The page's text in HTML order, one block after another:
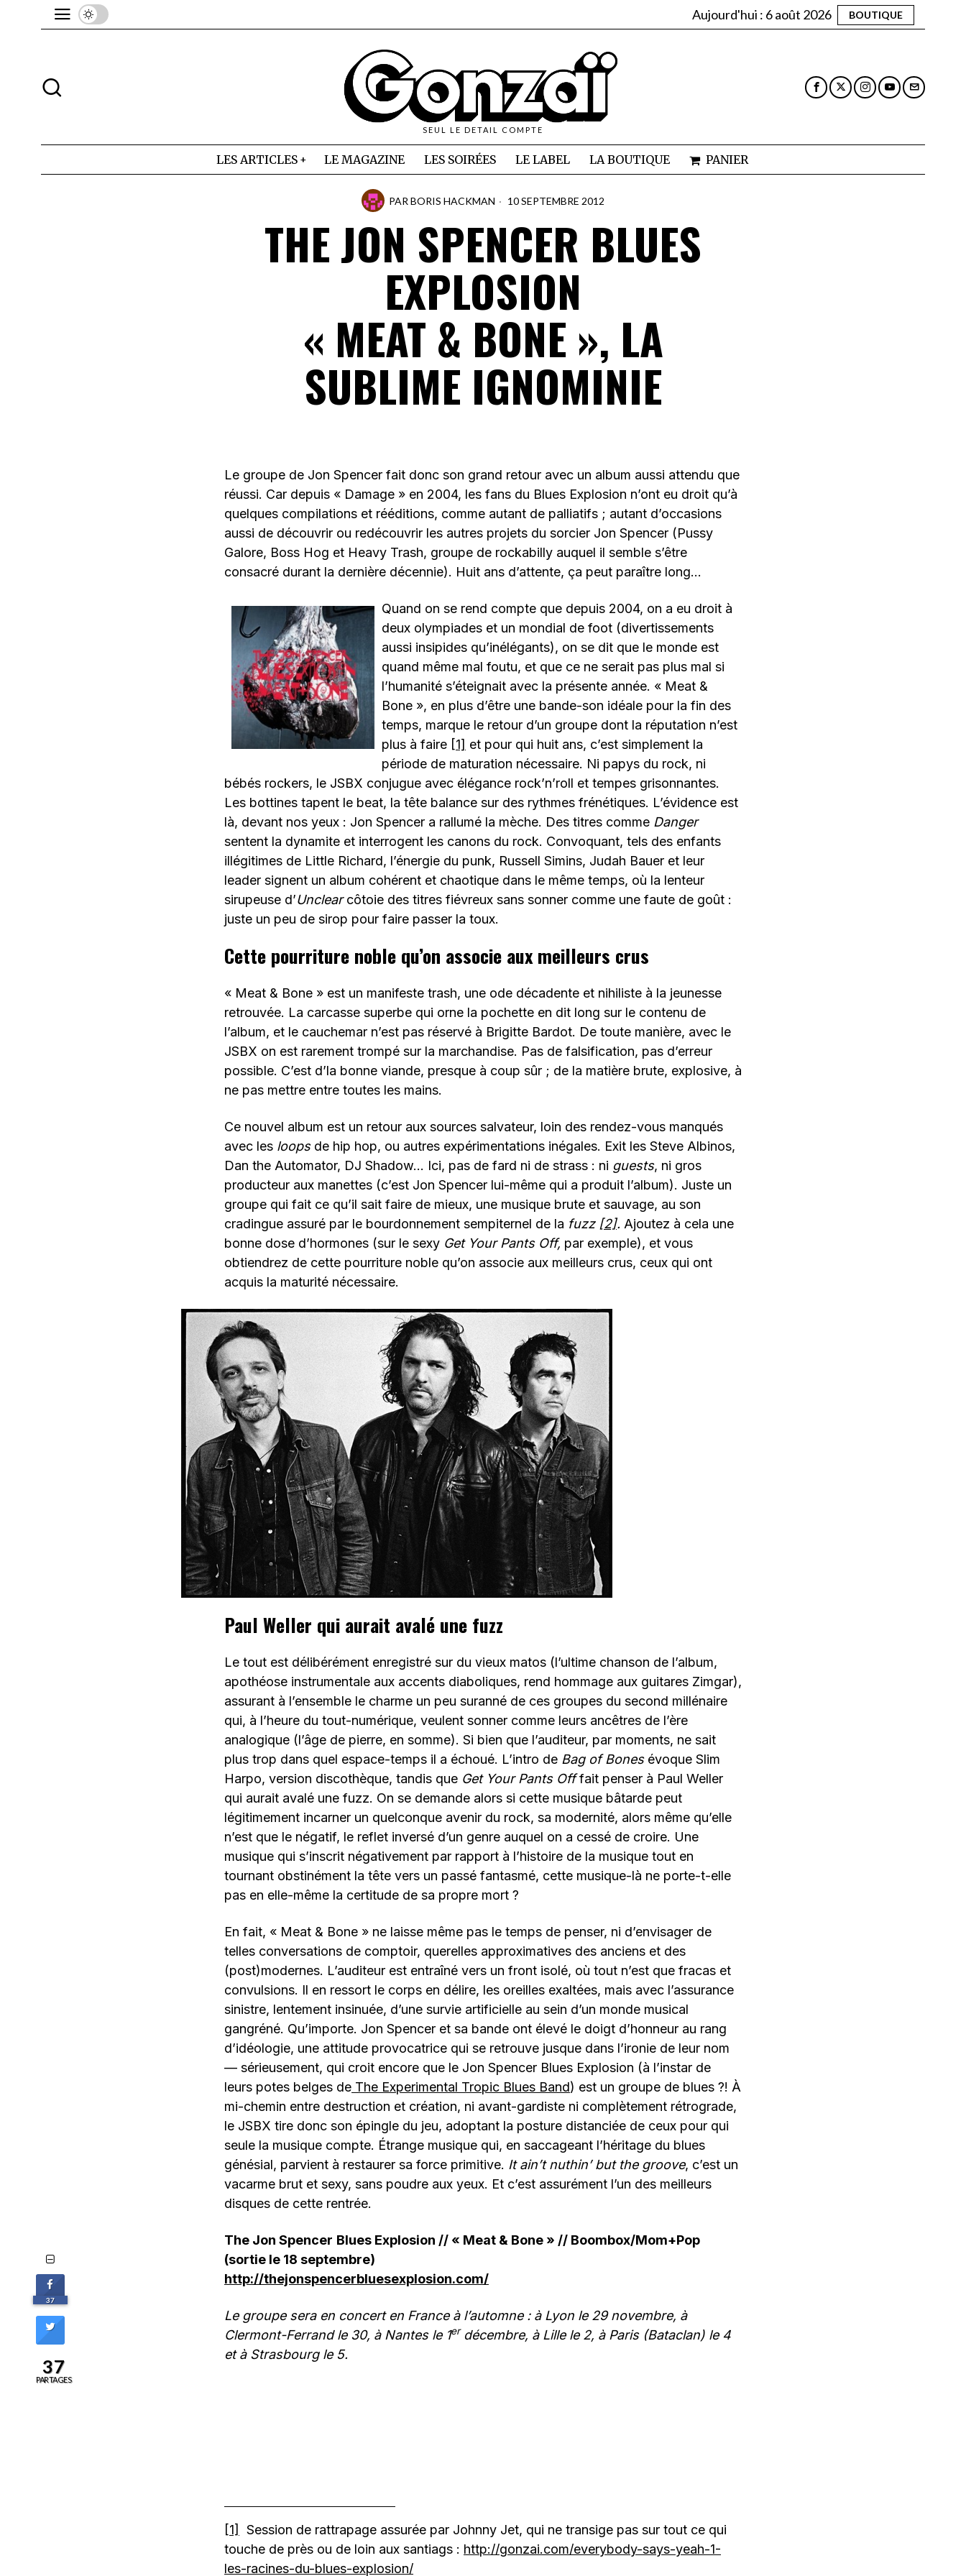
Aujourd'hui : 6 août 2026 BOUTIQUE
SEUL LE DETAIL COMPTE
LES ARTICLES LE MAGAZINE LES SOIRÉES LE LABEL LA BOUTIQUE PANIER
PAR BORIS HACKMAN 10 SEPTEMBRE 2012
THE JON SPENCER BLUES
EXPLOSION
« MEAT & BONE », LA
SUBLIME IGNOMINIE
Le groupe de Jon Spencer fait donc son grand retour avec un album aussi attendu que
réussi. Car depuis « Damage » en 2004, les fans du Blues Explosion n’ont eu droit qu’à
quelques compilations et rééditions, comme autant de palliatifs ; autant d’occasions
aussi de découvrir ou redécouvrir les autres projets du sorcier Jon Spencer (Pussy
Galore, Boss Hog et Heavy Trash, groupe de rockabilly auquel il semble s’être
consacré durant la dernière décennie). Huit ans d’attente, ça peut paraître long…
Quand on se rend compte que depuis 2004, on a eu droit à
deux olympiades et un mondial de foot (divertissements
aussi insipides qu’inélégants), on se dit que le monde est
quand même mal foutu, et que ce ne serait pas plus mal si
l’humanité s’éteignait avec la présente année. « Meat &
Bone », en plus d’être une bande-son idéale pour la fin des
temps, marque le retour d’un groupe dont la réputation n’est
plus à faire [1] et pour qui huit ans, c’est simplement la
période de maturation nécessaire. Ni papys du rock, ni
bébés rockers, le JSBX conjugue avec élégance rock’n’roll et tempes grisonnantes.
Les bottines tapent le beat, la tête balance sur des rythmes frénétiques. L’évidence est
là, devant nos yeux : Jon Spencer a rallumé la mèche. Des titres comme Danger
sentent la dynamite et interrogent les canons du rock. Convoquant, tels des enfants
illégitimes de Little Richard, l’énergie du punk, Russell Simins, Judah Bauer et leur
leader signent un album cohérent et chaotique dans le même temps, où la lenteur
sirupeuse d’Unclearcôtoie des titres fiévreux sans sonner comme une faute de goût :
juste un peu de sirop pour faire passer la toux.
Cette pourriture noble qu’on associe aux meilleurs crus
« Meat & Bone » est un manifeste trash, une ode décadente et nihiliste à la jeunesse
retrouvée. La carcasse superbe qui orne la pochette en dit long sur le contenu de
l’album, et le cauchemar n’est pas réservé à Brigitte Bardot. De toute manière, avec le
JSBX on est rarement trompé sur la marchandise. Pas de falsification, pas d’erreur
possible. C’est d’la bonne viande, presque à coup sûr ; de la matière brute, explosive, à
ne pas mettre entre toutes les mains.
Ce nouvel album est un retour aux sources salvateur, loin des rendez-vous manqués
avec les loopsde hip hop, ou autres expérimentations inégales. Exit les Steve Albinos,
Dan the Automator, DJ Shadow… Ici, pas de fard ni de strass : ni guests, ni gros
producteur aux manettes (c’est Jon Spencer lui-même qui a produit l’album). Juste un
groupe qui fait ce qu’il sait faire de mieux, une musique brute et sauvage, au son
cradingue assuré par le bourdonnement sempiternel de la fuzz [2]. Ajoutez à cela une
bonne dose d’hormones (sur le sexy Get Your Pants Off, par exemple), et vous
obtiendrez de cette pourriture noble qu’on associe aux meilleurs crus, ceux qui ont
acquis la maturité nécessaire.
Paul Weller qui aurait avalé une fuzz
Le tout est délibérément enregistré sur du vieux matos (l’ultime chanson de l’album,
apothéose instrumentale aux accents diaboliques, rend hommage aux guitares Zimgar),
assurant à l’ensemble le charme un peu suranné de ces groupes du second millénaire
qui, à l’heure du tout-numérique, veulent sonner comme leurs ancêtres de l’ère
analogique (l’âge de pierre, en somme). Si bien que l’auditeur, par moments, ne sait
plus trop dans quel espace-temps il a échoué. L’intro de Bag of Bonesévoque Slim
Harpo, version discothèque, tandis que Get Your Pants Offfait penser à Paul Weller
qui aurait avalé une fuzz. On se demande alors si cette musique bâtarde peut
légitimement incarner un quelconque avenir du rock, sa modernité, alors même qu’elle
n’est que le négatif, le reflet inversé d’un genre auquel on a cessé de croire. Une
musique qui s’inscrit négativement par rapport à l’histoire de la musique tout en
tournant obstinément la tête vers un passé fantasmé, cette musique-là ne porte-t-elle
pas en elle-même la certitude de sa propre mort ?
En fait, « Meat & Bone » ne laisse même pas le temps de penser, ni d’envisager de
telles conversations de comptoir, querelles approximatives des anciens et des
(post)modernes. L’auditeur est entraîné vers un front isolé, où tout n’est que fracas et
convulsions. Il en ressort le corps en délire, les oreilles exaltées, mais avec l’assurance
sinistre, lentement insinuée, d’une survie artificielle au sein d’un monde musical
gangréné. Qu’importe. Jon Spencer et sa bande ont élevé le doigt d’honneur au rang
d’idéologie, une attitude provocatrice qui se retrouve jusque dans l’ironie de leur nom
— sérieusement, qui croit encore que le Jon Spencer Blues Explosion (à l’instar de
leurs potes belges de The Experimental Tropic Blues Band) est un groupe de blues ?! À
mi-chemin entre destruction et création, ni avant-gardiste ni complètement rétrograde,
le JSBX tire donc son épingle du jeu, adoptant la posture distanciée de ceux pour qui
seule la musique compte. Étrange musique qui, en saccageant l’héritage du blues
génésial, parvient à restaurer sa force primitive. It ain’t nuthin’ but the groove, c’est un
vacarme brut et sexy, sans poudre aux yeux. Et c’est assurément l’un des meilleurs
disques de cette rentrée.
The Jon Spencer Blues Explosion // « Meat & Bone » // Boombox/Mom+Pop
(sortie le 18 septembre)
http://thejonspencerbluesexplosion.com/
Le groupe sera en concert en France à l’automne : à Lyon le 29 novembre, à
Clermont-Ferrand le 30, à Nantes le 1erdécembre, à Lille le 2, à Paris (Bataclan) le 4
et à Strasbourg le 5.
[1]
Session de rattrapage assurée par Johnny Jet, qui ne transige pas sur tout ce qui
touche de près ou de loin aux santiags : http://gonzai.com/everybody-says-yeah-1-
les-racines-du-blues-explosion/
37
37
PARTAGES